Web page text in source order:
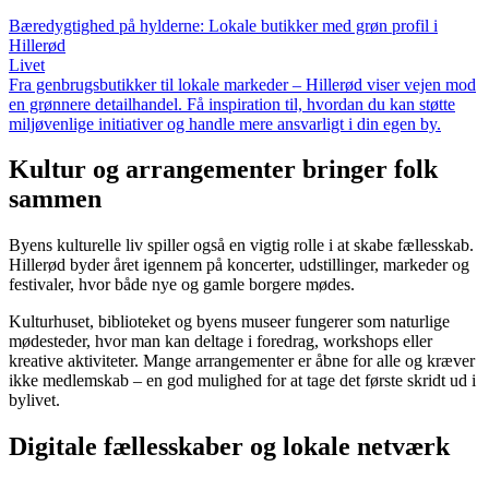
Bæredygtighed på hylderne: Lokale butikker med grøn profil i
Hillerød
Livet
Fra genbrugsbutikker til lokale markeder – Hillerød viser vejen mod
en grønnere detailhandel. Få inspiration til, hvordan du kan støtte
miljøvenlige initiativer og handle mere ansvarligt i din egen by.
Kultur og arrangementer bringer folk
sammen
Byens kulturelle liv spiller også en vigtig rolle i at skabe fællesskab.
Hillerød byder året igennem på koncerter, udstillinger, markeder og
festivaler, hvor både nye og gamle borgere mødes.
Kulturhuset, biblioteket og byens museer fungerer som naturlige
mødesteder, hvor man kan deltage i foredrag, workshops eller
kreative aktiviteter. Mange arrangementer er åbne for alle og kræver
ikke medlemskab – en god mulighed for at tage det første skridt ud i
bylivet.
Digitale fællesskaber og lokale netværk